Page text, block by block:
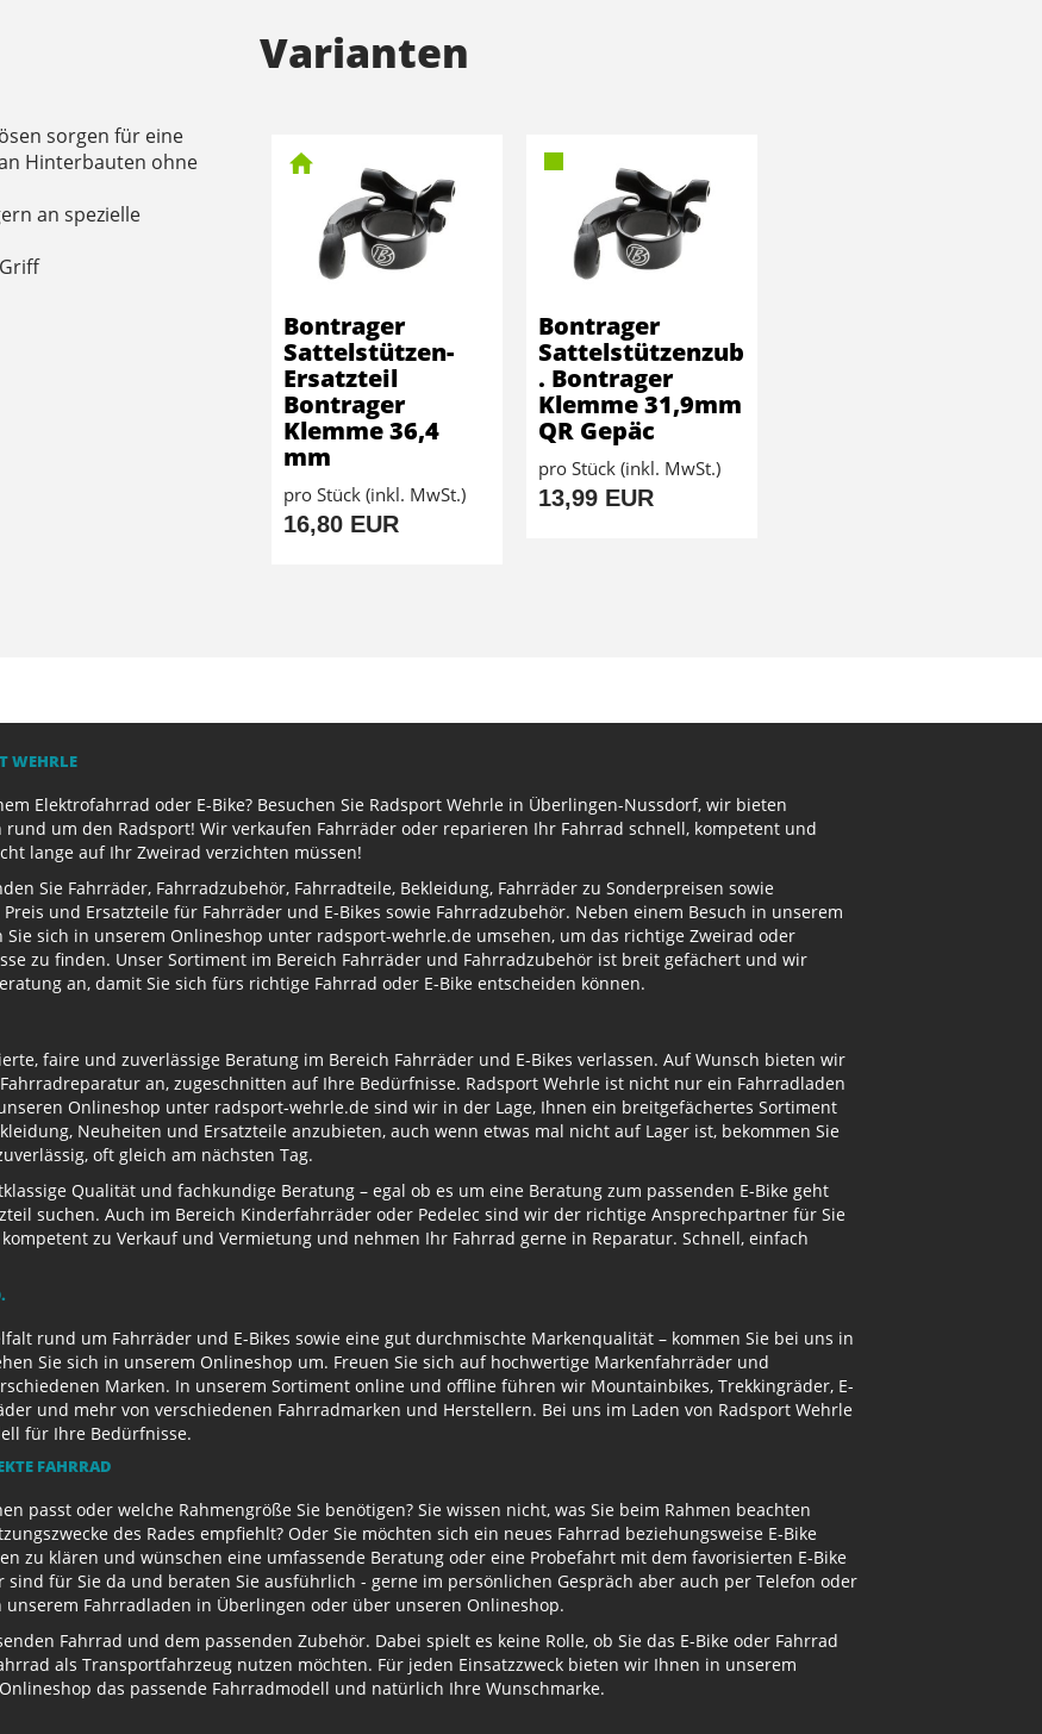
sorgen für eine
Hinterbauten ohne
an spezielle
Varianten
Bontrager
Sattelstützen-
Ersatzteil
Bontrager
Klemme 36,4
mm
pro Stück (inkl. MwSt.)
16,80 EUR
Bontrager
Sattelstützenzub
. Bontrager
Klemme 31,9mm
QR Gepäc
pro Stück (inkl. MwSt.)
13,99 EUR
WEHRLE
Elektrofahrrad oder E-Bike? Besuchen Sie Radsport Wehrle in Überlingen-Nussdorf, wir bieten
um den Radsport! Wir verkaufen Fahrräder oder reparieren Ihr Fahrrad schnell, kompetent und
lange auf Ihr Zweirad verzichten müssen!
Sie Fahrräder, Fahrradzubehör, Fahrradteile, Bekleidung, Fahrräder zu Sonderpreisen sowie
und Ersatzteile für Fahrräder und E-Bikes sowie Fahrradzubehör. Neben einem Besuch in unserem
sich in unserem Onlineshop unter radsport-wehrle.de umsehen, um das richtige Zweirad oder
zu finden. Unser Sortiment im Bereich Fahrräder und Fahrradzubehör ist breit gefächert und wir
an, damit Sie sich fürs richtige Fahrrad oder E-Bike entscheiden können.
faire und zuverlässige Beratung im Bereich Fahrräder und E-Bikes verlassen. Auf Wunsch bieten wir
an, zugeschnitten auf Ihre Bedürfnisse. Radsport Wehrle ist nicht nur ein Fahrradladen
Onlineshop unter radsport-wehrle.de sind wir in der Lage, Ihnen ein breitgefächertes Sortiment
Neuheiten und Ersatzteile anzubieten, auch wenn etwas mal nicht auf Lager ist, bekommen Sie
oft gleich am nächsten Tag.
Qualität und fachkundige Beratung – egal ob es um eine Beratung zum passenden E-Bike geht
suchen. Auch im Bereich Kinderfahrräder oder Pedelec sind wir der richtige Ansprechpartner für Sie
zu Verkauf und Vermietung und nehmen Ihr Fahrrad gerne in Reparatur. Schnell, einfach
rund um Fahrräder und E-Bikes sowie eine gut durchmischte Markenqualität – kommen Sie bei uns in
Sie sich in unserem Onlineshop um. Freuen Sie sich auf hochwertige Markenfahrräder und
Marken. In unserem Sortiment online und offline führen wir Mountainbikes, Trekkingräder, E-
und mehr von verschiedenen Fahrradmarken und Herstellern. Bei uns im Laden von Radsport Wehrle
für Ihre Bedürfnisse.
FAHRRAD
passt oder welche Rahmengröße Sie benötigen? Sie wissen nicht, was Sie beim Rahmen beachten
des Rades empfiehlt? Oder Sie möchten sich ein neues Fahrrad beziehungsweise E-Bike
zu klären und wünschen eine umfassende Beratung oder eine Probefahrt mit dem favorisierten E-Bike
für Sie da und beraten Sie ausführlich - gerne im persönlichen Gespräch aber auch per Telefon oder
Fahrradladen in Überlingen oder über unseren Onlineshop.
Fahrrad und dem passenden Zubehör. Dabei spielt es keine Rolle, ob Sie das E-Bike oder Fahrrad
als Transportfahrzeug nutzen möchten. Für jeden Einsatzzweck bieten wir Ihnen in unserem
das passende Fahrradmodell und natürlich Ihre Wunschmarke.